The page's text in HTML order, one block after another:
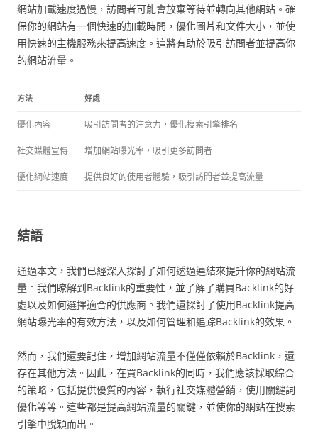
網站加載速度過慢，訪問者可能會放棄等待並轉向其他網站。確
保你的網站有一個快速的加載時間，優化圖片和文件大小，並使
用快速的主機服務來提高速度。這將有助於吸引訪問者並提高你
的網站流量。
方法 好處
優化內容 吸引訪問者的注意力，優化搜索引擎排名
社交媒體宣傳 增加網站曝光率，吸引更多訪問者
優化網站速度 提供良好的使用者體驗，吸引訪問者並提高流量
結語
通過本文，我們已經深入探討了如何透過連結來提升你的網站流
量。我們瞭解到Backlink的重要性，並了解了購買Backlink的好
處以及如何選擇適合的供應商。我們還探討了使用Backlink提高
網站曝光率的有效方法，以及如何管理和追踪Backlink的效果。
然而，我們還要記住，增加網站流量不僅僅依賴於Backlink，還
存在其他方法。因此，在買Backlink的同時，我們應該採取綜合
的策略，包括提供優質的內容，執行社交媒體營銷，使用關鍵詞
優化等等。這些都是提高網站流量的關鍵，並使你的網站在搜索
引擎中脫穎而出。